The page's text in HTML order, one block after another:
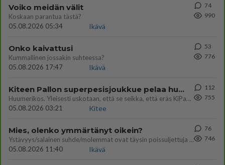
Voiko meidän välit
Koskaan parantua tästä?
05.08.2026 05:34
Ikävä
74
990
Onko kaivattusi
Kummallinen jossakin suhteessa?
05.08.2026 17:47
Ikävä
53
776
Kiteen Pallon superpesisjoukkue pelaa huumeiden vaikutuksen alaisena
Huumerikos. Yleisesti uskotaan, että se seikka, että eräs KiPan pelaaja kärähtää huumeista, on vain jäävuoren huippu. M
05.08.2026 03:21
Kitee
112
755
Mies, olenko ymmärtänyt oikein?
Ystävyys/salainen suhde/molemmat ovat täysin poissuljettuja asioita? Nainen
05.08.2026 11:40
Ikävä
76
746